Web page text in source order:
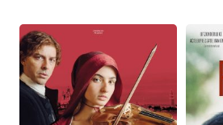
Lees
meer
over
Primavera
Lees
meer
over
Father